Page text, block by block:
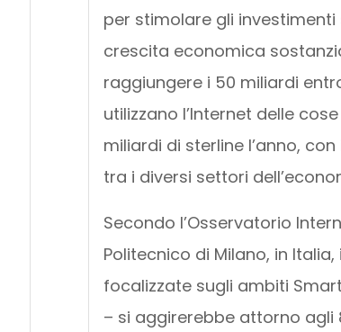
per stimolare gli
crescita economica
raggiungere i 50 miliardi
utilizzano l’Internet delle
miliardi di sterline l’anno,
tra i diversi settori
Secondo l’Osservatorio
Politecnico di Milano, in
focalizzate sugli ambiti
– si aggirerebbe attorno agli